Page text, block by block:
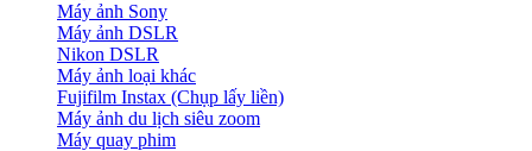
Máy ảnh Sony
Máy ảnh DSLR
Nikon DSLR
Máy ảnh loại khác
Fujifilm Instax (Chụp lấy liền)
Máy ảnh du lịch siêu zoom
Máy quay phim